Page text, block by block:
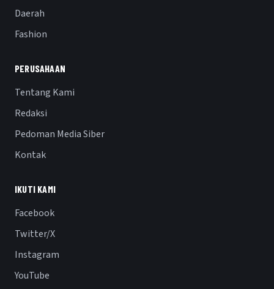
Daerah
Fashion
PERUSAHAAN
Tentang Kami
Redaksi
Pedoman Media Siber
Kontak
IKUTI KAMI
Facebook
Twitter/X
Instagram
YouTube